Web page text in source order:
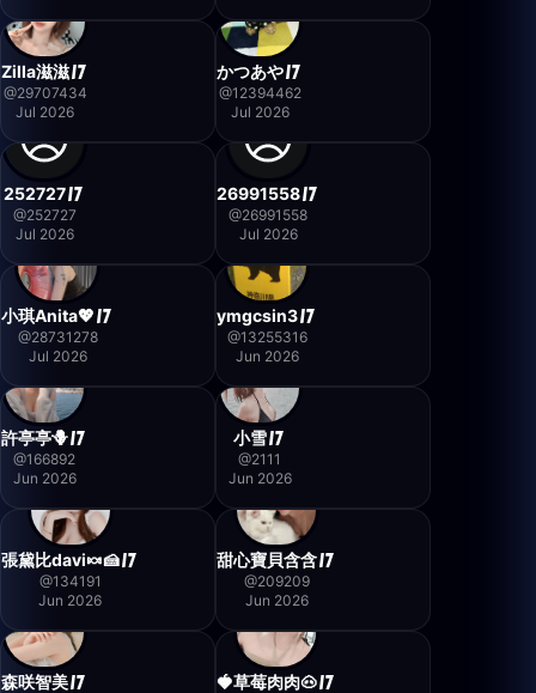
Zilla滋滋
@29707434
Jul 2026
かつあや
@12394462
Jul 2026
252727
@252727
Jul 2026
26991558
@26991558
Jul 2026
小琪Anita💖
@28731278
Jul 2026
ymgcsin3
@13255316
Jun 2026
許亭亭🪻
@166892
Jun 2026
小雪
@2111
Jun 2026
張黛比davi🍬🍰
@134191
Jun 2026
甜心寶貝含含
@209209
Jun 2026
森咲智美 🍓草莓肉肉🐽